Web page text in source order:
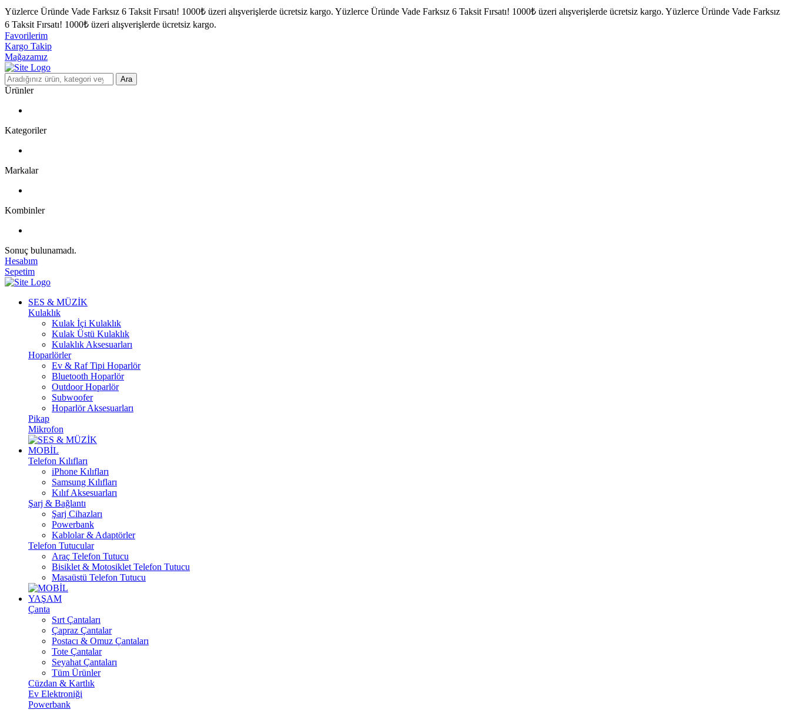
Yüzlerce Üründe Vade Farksız 6 Taksit Fırsatı! 1000₺ üzeri alışverişlerde ücretsiz kargo. Yüzlerce Üründe Vade Farksız 6 Taksit Fırsatı! 1000₺ üzeri alışverişlerde ücretsiz kargo. Yüzlerce Üründe Vade Farksız
6 Taksit Fırsatı! 1000₺ üzeri alışverişlerde ücretsiz kargo.
Favorilerim
Kargo Takip
Mağazamız
Ara
Ürünler
Kategoriler
Markalar
Kombinler
Sonuç bulunamadı.
Hesabım
Sepetim
SES & MÜZİK
Kulaklık
Kulak İçi Kulaklık
Kulak Üstü Kulaklık
Kulaklık Aksesuarları
Hoparlörler
Ev & Raf Tipi Hoparlör
Bluetooth Hoparlör
Outdoor Hoparlör
Subwoofer
Hoparlör Aksesuarları
Pikap
Mikrofon
MOBİL
Telefon Kılıfları
iPhone Kılıfları
Samsung Kılıfları
Kılıf Aksesuarları
Şarj & Bağlantı
Şarj Cihazları
Powerbank
Kablolar & Adaptörler
Telefon Tutucular
Araç Telefon Tutucu
Bisiklet & Motosiklet Telefon Tutucu
Masaüstü Telefon Tutucu
YAŞAM
Çanta
Sırt Çantaları
Çapraz Çantalar
Postacı & Omuz Çantaları
Tote Çantalar
Seyahat Çantaları
Tüm Ürünler
Cüzdan & Kartlık
Ev Elektroniği
Powerbank